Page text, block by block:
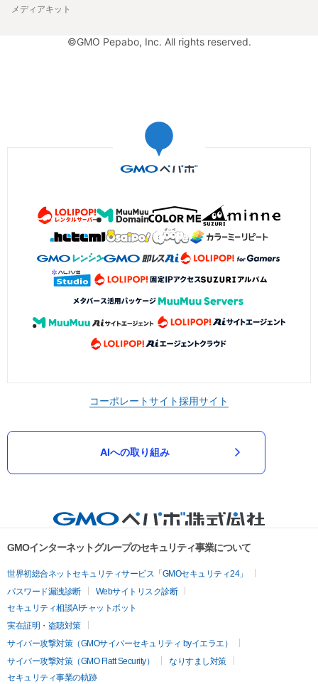
メディアキット
©GMO Pepabo, Inc. All rights reserved.
コーポレートサイト採用サイト
AIへの取り組み
GMOインターネットグループのセキュリティ事業について
世界初総合ネットセキュリティサービス「GMOセキュリティ24」
パスワード漏洩診断
Webサイトリスク診断
セキュリティ相談AIチャットボット
実在証明・盗聴対策
サイバー攻撃対策（GMOサイバーセキュリティ byイエラエ）
サイバー攻撃対策（GMO Flatt Security）
なりすまし対策
セキュリティ事業の軌跡